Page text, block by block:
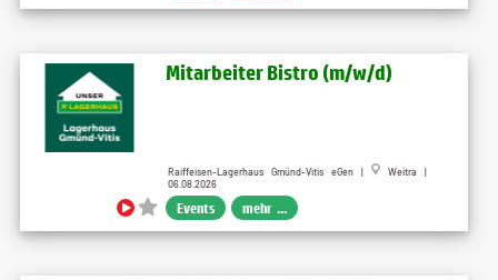
Mitarbeiter Bistro (m/w/d)
Raiffeisen-Lagerhaus Gmünd-Vitis eGen |
Weitra |
06.08.2026
Events mehr ...